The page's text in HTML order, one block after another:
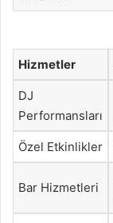
Hizmetler
DJ
Performansları
Özel Etkinlikler
Bar Hizmetleri